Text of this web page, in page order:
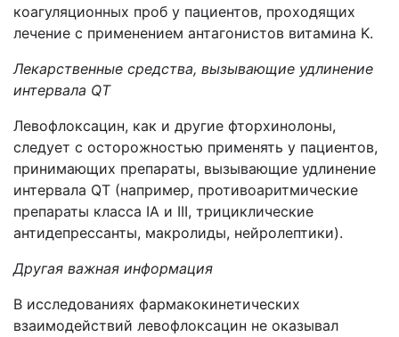
коагуляционных проб у пациентов, проходящих
лечение с применением антагонистов витамина K.
Лекарственные средства, вызывающие удлинение
интервала QT
Левофлоксацин, как и другие фторхинолоны,
следует с осторожностью применять у пациентов,
принимающих препараты, вызывающие удлинение
интервала QT (например, противоаритмические
препараты класса IA и III, трициклические
антидепрессанты, макролиды, нейролептики).
Другая важная информация
В исследованиях фармакокинетических
взаимодействий левофлоксацин не оказывал